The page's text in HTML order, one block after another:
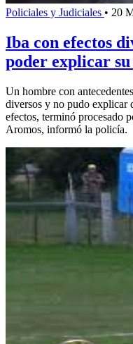
Policiales y Judiciales • 20
Iba con efectos
poder explicar
Un hombre con
diversos y no pudo explicar
efectos, terminó procesado
Aromos, informó la policía.